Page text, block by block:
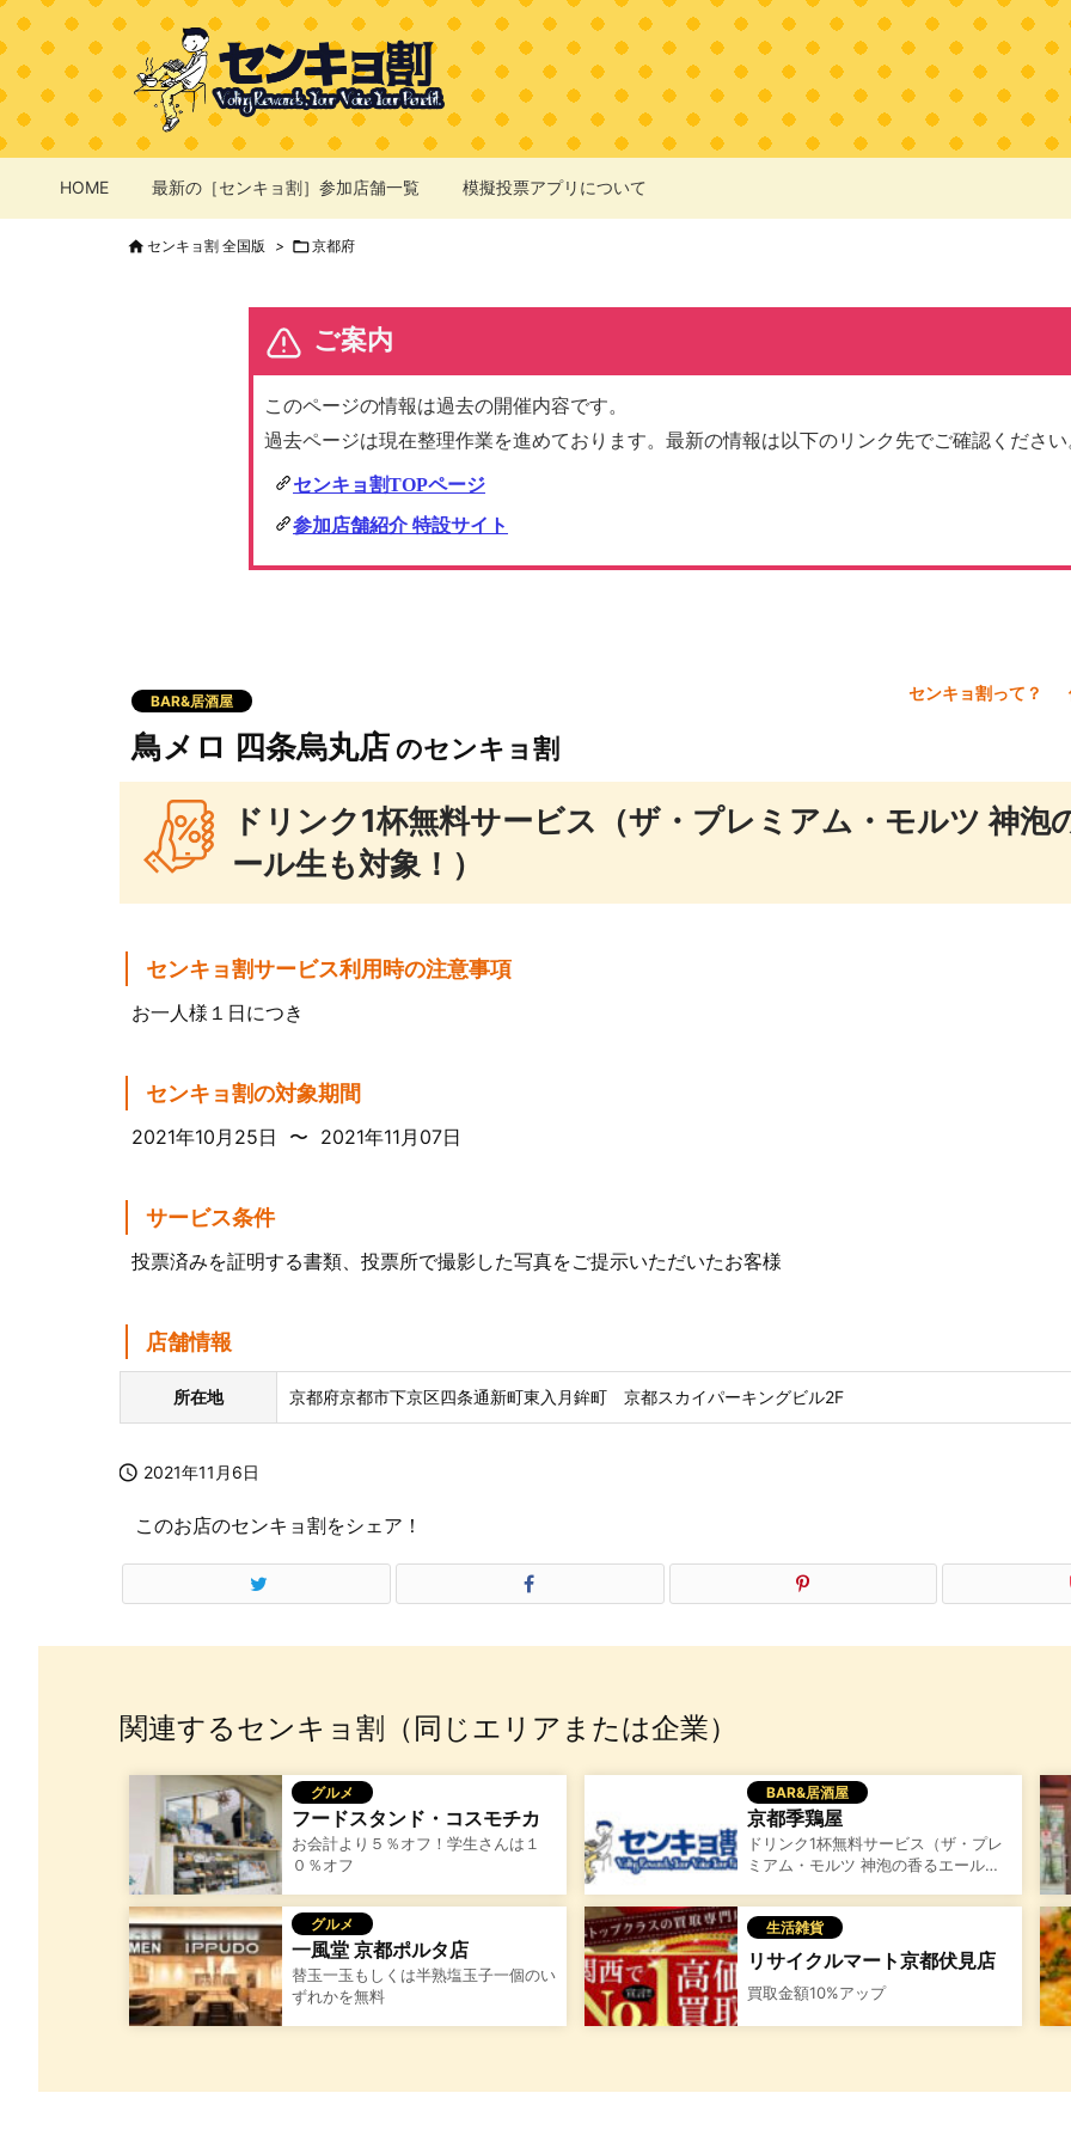
HOME 最新の［センキョ割］参加店舗一覧 模擬投票アプリについて
 センキョ割 全国版 > 京都府
BAR&居酒屋
鳥メロ 四条烏丸店のセンキョ割
ドリンク1杯無料サービス（ザ・プレミアム・モルツ 神泡
ール生も対象！）
センキョ割って？
センキョ割サービス利用時の注意事項
お一人様１日につき
センキョ割の対象期間
2021年10月25日 〜 2021年11月07日
サービス条件
投票済みを証明する書類、投票所で撮影した写真をご提示いただいたお客様
店舗情報
所在地 京都府京都市下京区四条通新町東入月鉾町 京都スカイパーキングビル2F
 2021年11月6日
このお店のセンキョ割をシェア！
関連するセンキョ割（同じエリアまたは企業）
グルメ
フードスタンド・コスモチカ
お会計より５％オフ！学生さんは１
０％オフ
BAR&居酒屋
京都季鶏屋
ドリンク1杯無料サービス（ザ・プレ
ミアム・モルツ 神泡の香るエール…
グルメ
一風堂 京都ポルタ店
替玉一玉もしくは半熟塩玉子一個のい
ずれかを無料
生活雑貨
リサイクルマート京都伏見店
買取金額10%アップ